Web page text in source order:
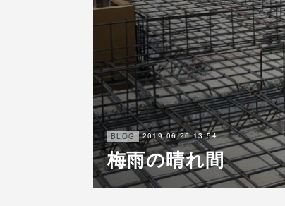
BLOG 2019.06.26 13:54
梅雨の晴れ間